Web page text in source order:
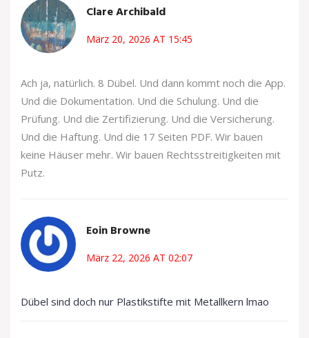
Clare Archibald
März 20, 2026 AT 15:45
Ach ja, natürlich. 8 Dübel. Und dann kommt noch die App.
Und die Dokumentation. Und die Schulung. Und die
Prüfung. Und die Zertifizierung. Und die Versicherung.
Und die Haftung. Und die 17 Seiten PDF. Wir bauen
keine Häuser mehr. Wir bauen Rechtsstreitigkeiten mit
Putz.
Eoin Browne
März 22, 2026 AT 02:07
Dübel sind doch nur Plastikstifte mit Metallkern lmao